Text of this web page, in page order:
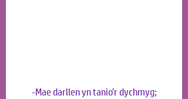
-Mae darllen yn tanio’r dychmyg;